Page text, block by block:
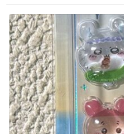
ト
数
数